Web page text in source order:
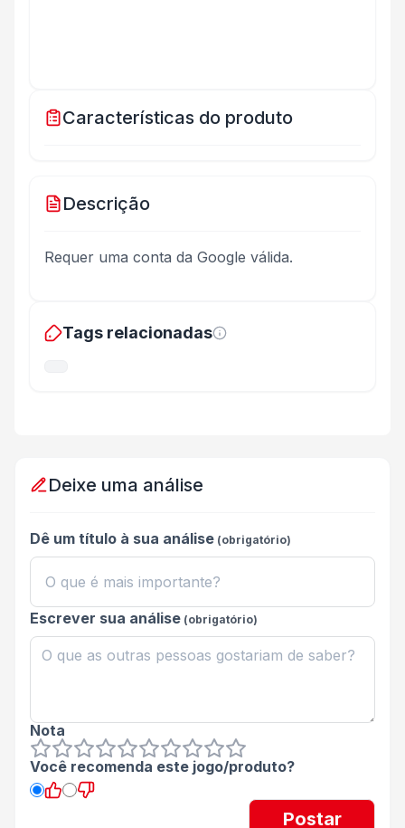
Características do produto
Descrição
Requer uma conta da Google válida.
Tags relacionadas
Deixe uma análise
Dê um título à sua análise (obrigatório)
Escrever sua análise (obrigatório)
Nota
Você recomenda este jogo/produto?
Postar